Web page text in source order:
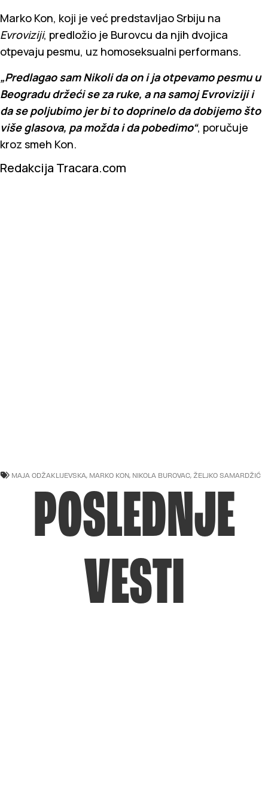
Marko Kon, koji je već predstavljao Srbiju na
Evroviziji, predložio je Burovcu da njih dvojica
otpevaju pesmu, uz homoseksualni performans.
„Predlagao sam Nikoli da on i ja otpevamo pesmu u
Beogradu držeći se za ruke, a na samoj Evroviziji i
da se poljubimo jer bi to doprinelo da dobijemo što
više glasova, pa možda i da pobedimo“, poručuje
kroz smeh Kon.
Redakcija Tracara.com
MAJA ODŽAKLIJEVSKA, MARKO KON, NIKOLA BUROVAC, ŽELJKO SAMARDŽIĆ
POSLEDNJE
VESTI